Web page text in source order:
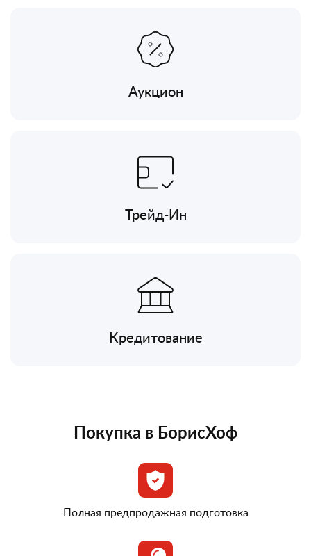
Аукцион
Трейд-Ин
Кредитование
Покупка в БорисХоф
Полная предпродажная подготовка